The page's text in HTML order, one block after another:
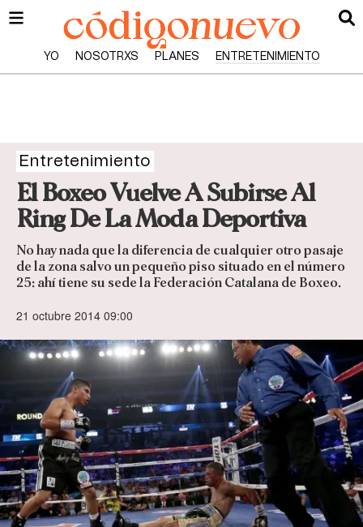
YO NOSOTRXS PLANES ENTRETENIMIENTO
Entretenimiento
El Boxeo Vuelve A Subirse Al
Ring De La Moda Deportiva
No hay nada que la diferencia de cualquier otro pasaje
de la zona salvo un pequeño piso situado en el número
25: ahí tiene su sede la Federación Catalana de Boxeo.
21 octubre 2014 09:00